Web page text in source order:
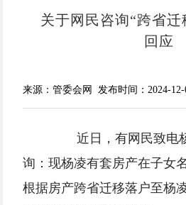
关于网民咨询“跨省迁
回应
来源：管委会网 发布时间：2024-12-
近日，有网民致电杨
询：现杨凌有套房产在子女
根据房产跨省迁移落户至杨